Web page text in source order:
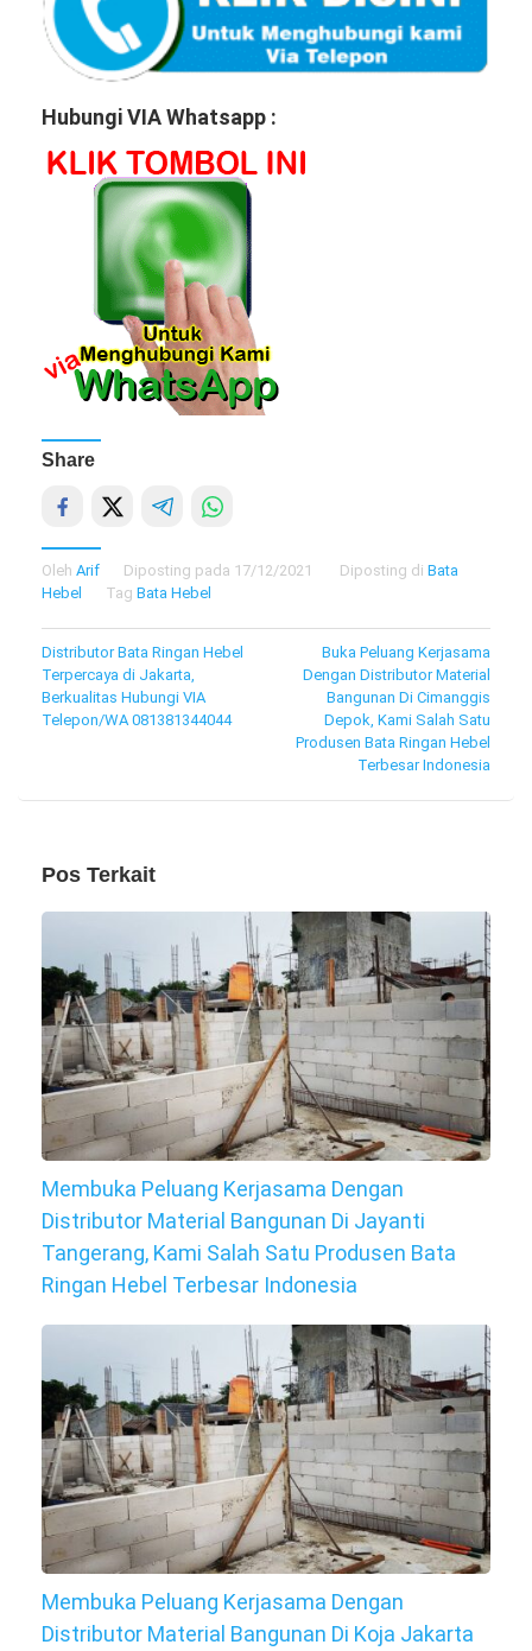
Hubungi VIA Whatsapp :
Share
Oleh Arif Diposting pada 17/12/2021 Diposting di Bata
Hebel
Tag Bata Hebel
Navigasi
pos
Distributor Bata Ringan Hebel
Terpercaya di Jakarta,
Berkualitas Hubungi VIA
Telepon/WA 081381344044
Buka Peluang Kerjasama
Dengan Distributor Material
Bangunan Di Cimanggis
Depok, Kami Salah Satu
Produsen Bata Ringan Hebel
Terbesar Indonesia
Pos Terkait
Membuka Peluang Kerjasama Dengan
Distributor Material Bangunan Di Jayanti
Tangerang, Kami Salah Satu Produsen Bata
Ringan Hebel Terbesar Indonesia
Membuka Peluang Kerjasama Dengan
Distributor Material Bangunan Di Koja Jakarta